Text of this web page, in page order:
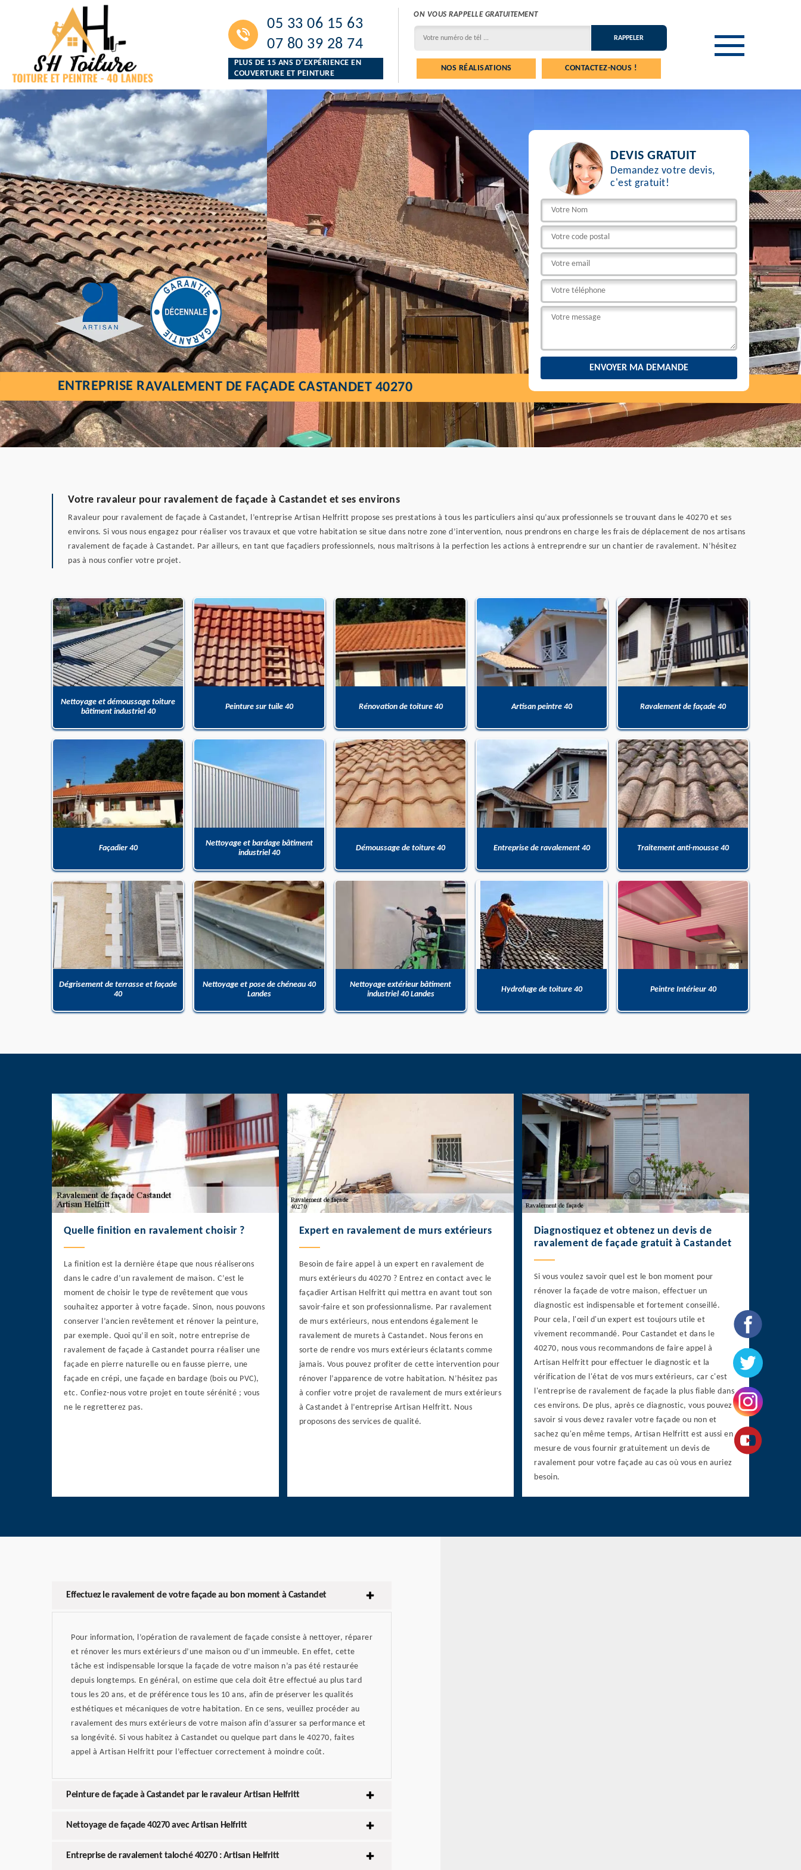
05 33 06 15 63
07 80 39 28 74
PLUS DE 15 ANS D’EXPÉRIENCE EN
COUVERTURE ET PEINTURE
ON VOUS RAPPELLE GRATUITEMENT
NOS RÉALISATIONS CONTACTEZ-NOUS !
DEVIS GRATUIT
Demandez votre devis,
c'est gratuit!
ENTREPRISE RAVALEMENT DE FAÇADE CASTANDET 40270
Votre ravaleur pour ravalement de façade à Castandet et ses environs
Ravaleur pour ravalement de façade à Castandet, l’entreprise Artisan Helfritt propose ses prestations à tous les particuliers ainsi qu’aux professionnels se trouvant dans le 40270 et ses
environs. Si vous nous engagez pour réaliser vos travaux et que votre habitation se situe dans notre zone d’intervention, nous prendrons en charge les frais de déplacement de nos artisans
ravalement de façade à Castandet. Par ailleurs, en tant que façadiers professionnels, nous maîtrisons à la perfection les actions à entreprendre sur un chantier de ravalement. N’hésitez
pas à nous confier votre projet.
Nettoyage et démoussage toiture
bâtiment industriel 40
Peinture sur tuile 40 Rénovation de toiture 40 Artisan peintre 40 Ravalement de façade 40
Façadier 40
Nettoyage et bardage bâtiment
industriel 40
Démoussage de toiture 40 Entreprise de ravalement 40 Traitement anti-mousse 40
Dégrisement de terrasse et façade
40
Nettoyage et pose de chéneau 40
Landes
Nettoyage extérieur bâtiment
industriel 40 Landes
Hydrofuge de toiture 40 Peintre Intérieur 40
Quelle finition en ravalement choisir ?
La finition est la dernière étape que nous réaliserons
dans le cadre d’un ravalement de maison. C’est le
moment de choisir le type de revêtement que vous
souhaitez apporter à votre façade. Sinon, nous pouvons
conserver l’ancien revêtement et rénover la peinture,
par exemple. Quoi qu’il en soit, notre entreprise de
ravalement de façade à Castandet pourra réaliser une
façade en pierre naturelle ou en fausse pierre, une
façade en crépi, une façade en bardage (bois ou PVC),
etc. Confiez-nous votre projet en toute sérénité ; vous
ne le regretterez pas.
Expert en ravalement de murs extérieurs
Besoin de faire appel à un expert en ravalement de
murs extérieurs du 40270 ? Entrez en contact avec le
façadier Artisan Helfritt qui mettra en avant tout son
savoir-faire et son professionnalisme. Par ravalement
de murs extérieurs, nous entendons également le
ravalement de murets à Castandet. Nous ferons en
sorte de rendre vos murs extérieurs éclatants comme
jamais. Vous pouvez profiter de cette intervention pour
rénover l’apparence de votre habitation. N’hésitez pas
à confier votre projet de ravalement de murs extérieurs
à Castandet à l’entreprise Artisan Helfritt. Nous
proposons des services de qualité.
Diagnostiquez et obtenez un devis de
ravalement de façade gratuit à Castandet
Si vous voulez savoir quel est le bon moment pour
rénover la façade de votre maison, effectuer un
diagnostic est indispensable et fortement conseillé.
Pour cela, l'œil d'un expert est toujours utile et
vivement recommandé. Pour Castandet et dans le
40270, nous vous recommandons de faire appel à
Artisan Helfritt pour effectuer le diagnostic et la
vérification de l'état de vos murs extérieurs, car c'est
l'entreprise de ravalement de façade la plus fiable dans
ces environs. De plus, après ce diagnostic, vous pouvez
savoir si vous devez ravaler votre façade ou non et
sachez qu'en même temps, Artisan Helfritt est aussi en
mesure de vous fournir gratuitement un devis de
ravalement pour votre façade au cas où vous en auriez
besoin.
Effectuez le ravalement de votre façade au bon moment à Castandet
Pour information, l’opération de ravalement de façade consiste à nettoyer, réparer
et rénover les murs extérieurs d’une maison ou d’un immeuble. En effet, cette
tâche est indispensable lorsque la façade de votre maison n’a pas été restaurée
depuis longtemps. En général, on estime que cela doit être effectué au plus tard
tous les 20 ans, et de préférence tous les 10 ans, afin de préserver les qualités
esthétiques et mécaniques de votre habitation. En ce sens, veuillez procéder au
ravalement des murs extérieurs de votre maison afin d’assurer sa performance et
sa longévité. Si vous habitez à Castandet ou quelque part dans le 40270, faites
appel à Artisan Helfritt pour l’effectuer correctement à moindre coût.
Peinture de façade à Castandet par le ravaleur Artisan Helfritt
Nettoyage de façade 40270 avec Artisan Helfritt
Entreprise de ravalement taloché 40270 : Artisan Helfritt